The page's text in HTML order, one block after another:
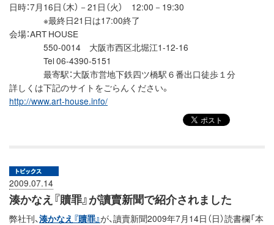
日時：7月16日（木）－21日（火） 12:00－19:30
※最終日21日は17:00終了
会場：ART HOUSE
550-0014 大阪市西区北堀江1-12-16
Tel 06-4390-5151
最寄駅：大阪市営地下鉄四ツ橋駅６番出口徒歩１分
詳しくは下記のサイトをごらんください。
http://www.art-house.info/
2009.07.14
湊かなえ『贖罪』が讀賣新聞で紹介されました
弊社刊、湊かなえ『贖罪』が、讀賣新聞2009年7月14日（日）読書欄「本